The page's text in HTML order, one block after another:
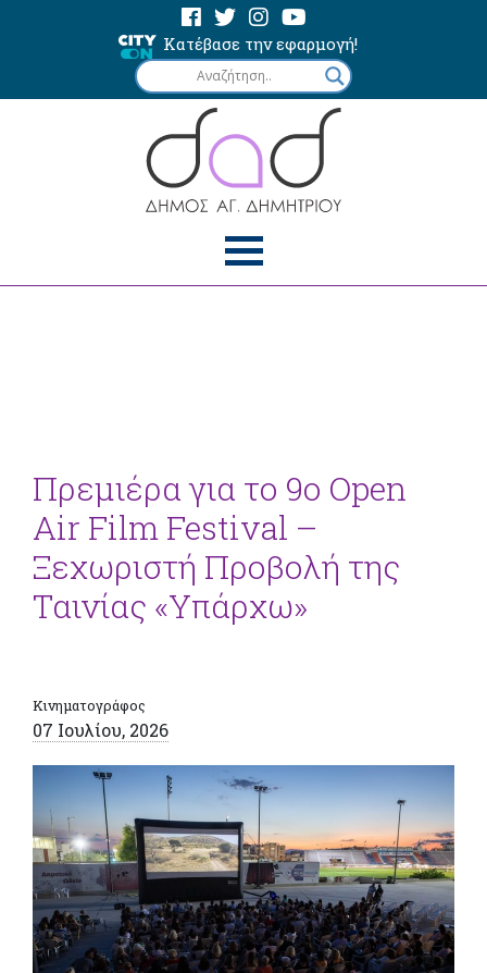
Κατέβασε την εφαρμογή!
Πρεμιέρα για το 9ο Open
Air Film Festival –
Ξεχωριστή Προβολή της
Ταινίας «Υπάρχω»
Κινηματογράφος
07 Ιουλίου, 2026